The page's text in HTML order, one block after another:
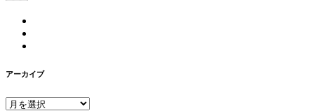
アーカイブ
ア